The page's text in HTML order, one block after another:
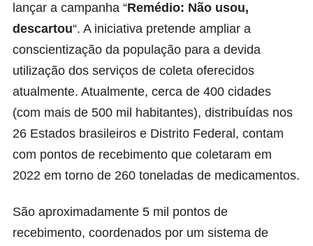
lançar a campanha “Remédio: Não usou,
descartou“. A iniciativa pretende ampliar a
conscientização da população para a devida
utilização dos serviços de coleta oferecidos
atualmente. Atualmente, cerca de 400 cidades
(com mais de 500 mil habitantes), distribuídas nos
26 Estados brasileiros e Distrito Federal, contam
com pontos de recebimento que coletaram em
2022 em torno de 260 toneladas de medicamentos.
São aproximadamente 5 mil pontos de
recebimento, coordenados por um sistema de